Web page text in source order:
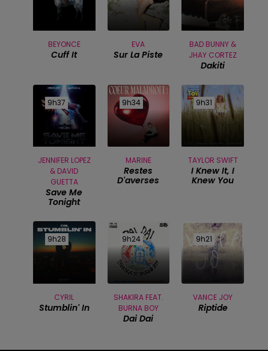
BEYONCE
Cuff It
EVA
Sur La Piste
BAD BUNNY &
JHAY CORTEZ
Dakiti
9h37
9h37
JENNIFER LOPEZ
& DAVID
GUETTA
Save Me
Tonight
9h34
9h34
MARINE
Restes
D'averses
9h31
9h31
TAYLOR SWIFT
I Knew It, I
Knew You
9h28
9h28
CYRIL
Stumblin' In
9h24
9h24
SHAKIRA FEAT.
BURNA BOY
Dai Dai
9h21
9h21
VANCE JOY
Riptide